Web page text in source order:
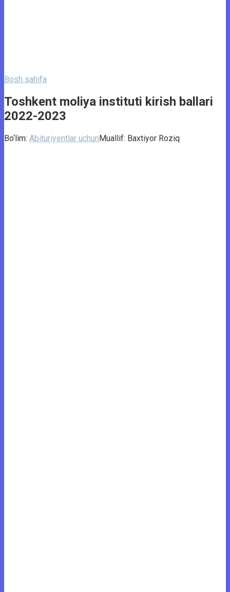
Bosh sahifa
Toshkent moliya instituti kirish ballari
2022-2023
Bo‘lim: Abituriyentlar uchunMuallif: Baxtiyor Roziq